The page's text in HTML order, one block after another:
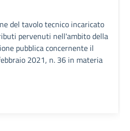
del tavolo tecnico incaricato
pervenuti nell'ambito della
pubblica concernente il
2021, n. 36 in materia